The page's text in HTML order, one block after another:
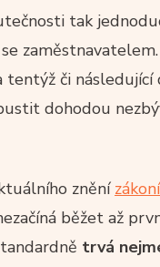
tak
či následující
dohodou
znění
běžet až
trvá